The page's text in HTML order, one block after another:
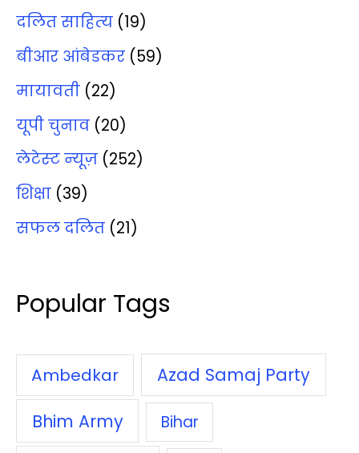
दलित साहित्‍य (19)
बीआर आंबेडकर (59)
मायावती (22)
यूपी चुनाव (20)
लेटेस्‍ट न्‍यूज़ (252)
शिक्षा (39)
सफल दलित (21)
Popular Tags
Ambedkar
Azad Samaj Party
Bhim Army
Bihar